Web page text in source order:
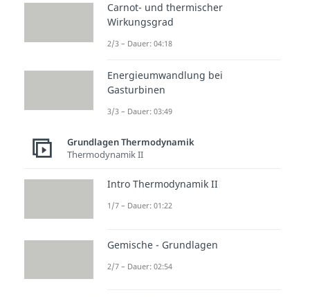
Carnot- und thermischer
Wirkungsgrad
2/3 – Dauer: 04:18
Energieumwandlung bei
Gasturbinen
3/3 – Dauer: 03:49
Grundlagen Thermodynamik
Thermodynamik II
Intro Thermodynamik II
1/7 – Dauer: 01:22
Gemische - Grundlagen
2/7 – Dauer: 02:54